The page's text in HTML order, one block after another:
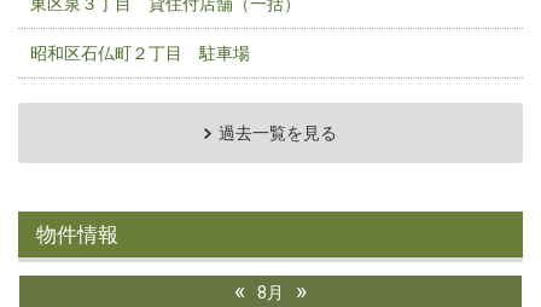
東区泉３丁目 貸住付店舗（一括）
昭和区石仏町２丁目 駐車場
過去一覧を見る
物件情報
« 8月 »